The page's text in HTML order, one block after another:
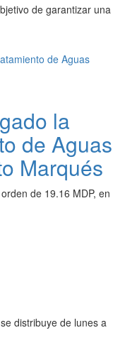
de garantizar una
la
de Aguas
Marqués
de 19.16 MDP, en
distribuye de lunes a